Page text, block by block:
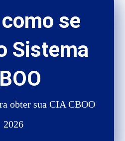
se
Sistema
obter sua CIA CBOO
2026